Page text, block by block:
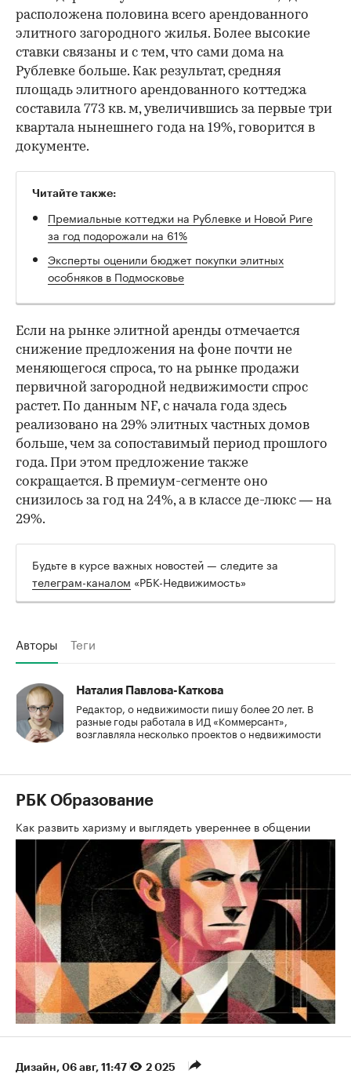
расположена половина всего арендованного
элитного загородного жилья. Более высокие
ставки связаны и с тем, что сами дома на
Рублевке больше. Как результат, средняя
площадь элитного арендованного коттеджа
составила 773 кв. м, увеличившись за первые три
квартала нынешнего года на 19%, говорится в
документе.
Читайте также:
Премиальные коттеджи на Рублевке и Новой Риге
за год подорожали на 61%
Эксперты оценили бюджет покупки элитных
особняков в Подмосковье
Если на рынке элитной аренды отмечается
снижение предложения на фоне почти не
меняющегося спроса, то на рынке продажи
первичной загородной недвижимости спрос
растет. По данным NF, с начала года здесь
реализовано на 29% элитных частных домов
больше, чем за сопоставимый период прошлого
года. При этом предложение также
сокращается. В премиум-сегменте оно
снизилось за год на 24%, а в классе де-люкс — на
29%.
Будьте в курсе важных новостей — следите за
телеграм-каналом «РБК-Недвижимость»
Авторы Теги
Наталия Павлова-Каткова
Редактор, о недвижимости пишу более 20 лет. В
разные годы работала в ИД «Коммерсант»,
возглавляла несколько проектов о недвижимости
РБК Образование
Как развить харизму и выглядеть увереннее в общении
Дизайн⁠, 06 авг, 11:47 2 025